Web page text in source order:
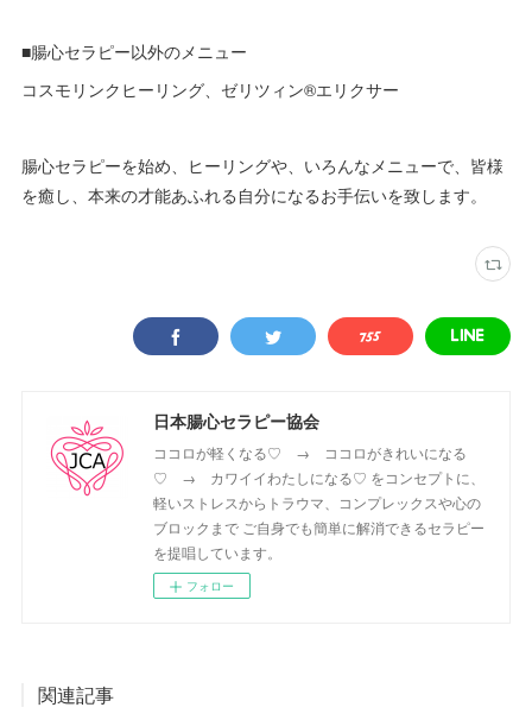
■腸心セラピー以外のメニュー
コスモリンクヒーリング、ゼリツィン®️エリクサー
腸心セラピーを始め、ヒーリングや、いろんなメニューで、皆様
を癒し、本来の才能あふれる自分になるお手伝いを致します。
日本腸心セラピー協会
ココロが軽くなる♡ → ココロがきれいになる
♡ → カワイイわたしになる♡ をコンセプトに、
軽いストレスからトラウマ、コンプレックスや心の
ブロックまで ご自身でも簡単に解消できるセラピー
を提唱しています。
フォロー
関連記事